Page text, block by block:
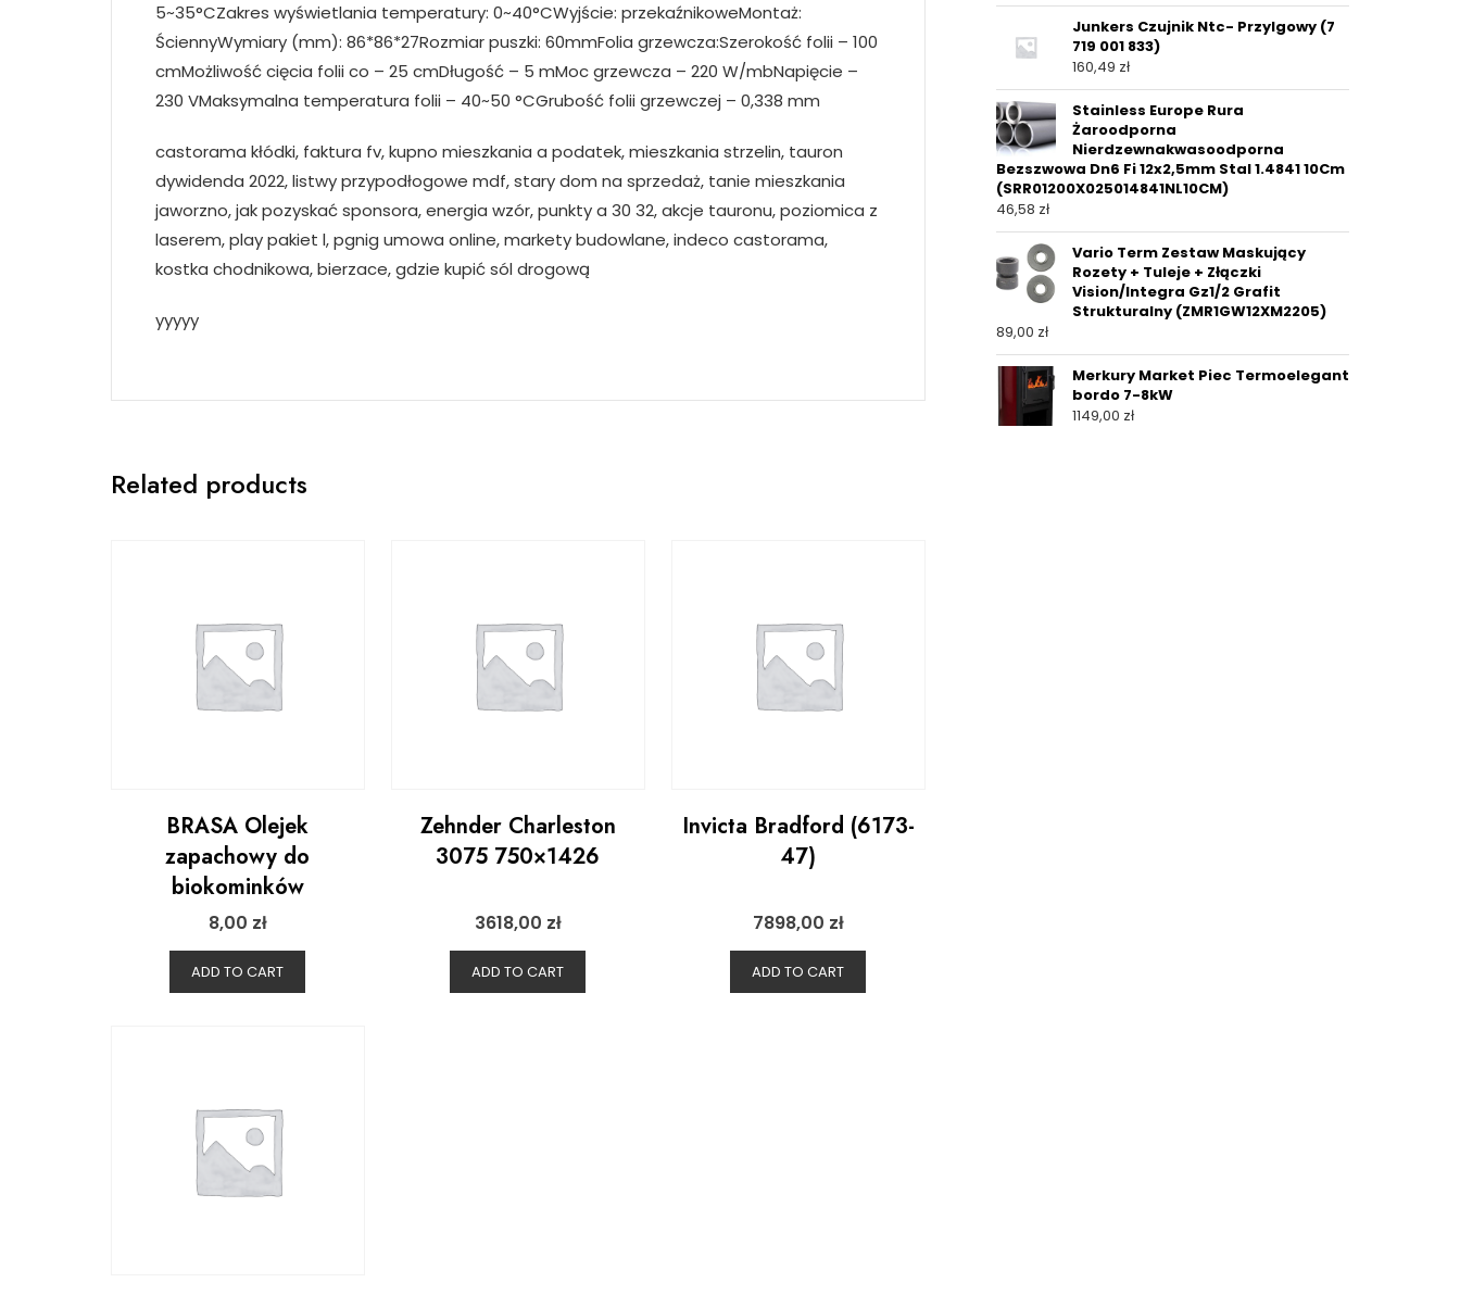
5~35°CZakres wyświetlania temperatury: 0~40°CWyjście: przekaźnikoweMontaż:
ŚciennyWymiary (mm): 86*86*27Rozmiar puszki: 60mmFolia grzewcza:Szerokość folii – 100
cmMożliwość cięcia folii co – 25 cmDługość – 5 mMoc grzewcza – 220 W/mbNapięcie –
230 VMaksymalna temperatura folii – 40~50 °CGrubość folii grzewczej – 0,338 mm
castorama kłódki, faktura fv, kupno mieszkania a podatek, mieszkania strzelin, tauron
dywidenda 2022, listwy przypodłogowe mdf, stary dom na sprzedaż, tanie mieszkania
jaworzno, jak pozyskać sponsora, energia wzór, punkty a 30 32, akcje tauronu, poziomica z
laserem, play pakiet l, pgnig umowa online, markety budowlane, indeco castorama,
kostka chodnikowa, bierzace, gdzie kupić sól drogową
yyyyy
Related products
BRASA Olejek
zapachowy do
biokominków
8,00 zł
ADD TO CART
Zehnder Charleston
3075 750×1426
3618,00 zł
ADD TO CART
Invicta Bradford (6173-
47)
7898,00 zł
ADD TO CART
Junkers Czujnik Ntc- Przylgowy (7
719 001 833)
160,49 zł
Stainless Europe Rura
Żaroodporna
Nierdzewnakwasoodporna
Bezszwowa Dn6 Fi 12x2,5mm Stal 1.4841 10Cm
(SRR01200X025014841NL10CM)
46,58 zł
Vario Term Zestaw Maskujący
Rozety + Tuleje + Złączki
Vision/Integra Gz1/2 Grafit
Strukturalny (ZMR1GW12XM2205)
89,00 zł
Merkury Market Piec Termoelegant
bordo 7-8kW
1149,00 zł